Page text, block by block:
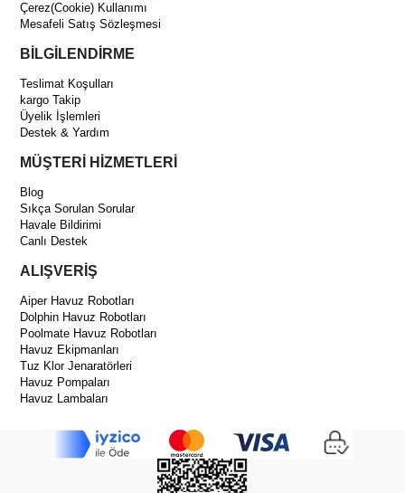
Çerez(Cookie) Kullanımı
Mesafeli Satış Sözleşmesi
BİLGİLENDİRME
Teslimat Koşulları
kargo Takip
Üyelik İşlemleri
Destek & Yardım
MÜŞTERİ HİZMETLERİ
Blog
Sıkça Sorulan Sorular
Havale Bildirimi
Canlı Destek
ALIŞVERİŞ
Aiper Havuz Robotları
Dolphin Havuz Robotları
Poolmate Havuz Robotları
Havuz Ekipmanları
Tuz Klor Jenaratörleri
Havuz Pompaları
Havuz Lambaları